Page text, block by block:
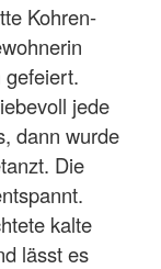
Kohren-
jede
dann wurde
Die
kalte
lässt es